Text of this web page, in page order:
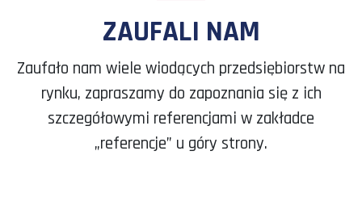
ZAUFALI NAM
Zaufało nam wiele wiodących przedsiębiorstw na
rynku, zapraszamy do zapoznania się z ich
szczegółowymi referencjami w zakładce
„referencje” u góry strony.